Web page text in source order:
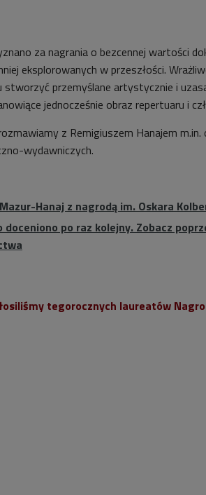
za nagrania o bezcennej wartości
eksplorowanych w przeszłości.
stworzyć przemyślane artystycznie i
jednocześnie obraz repertuaru i
z Remigiuszem Hanajem
wydawniczych.
Hanaj z nagrodą im. Oskara
doceniono po raz kolejny. Zobacz
tegorocznych laureatów